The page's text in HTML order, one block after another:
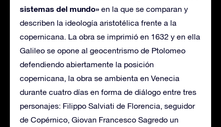
sistemas del mundo» en la que se comparan y
describen la ideología aristotélica frente a la
copernicana. La obra se imprimió en 1632 y en ella
Galileo se opone al geocentrismo de Ptolomeo
defendiendo abiertamente la posición
copernicana, la obra se ambienta en Venecia
durante cuatro días en forma de diálogo entre tres
personajes: Filippo Salviati de Florencia, seguidor
de Copérnico, Giovan Francesco Sagredo un